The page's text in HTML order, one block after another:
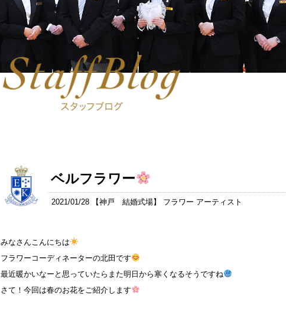
ベルフラワー
2021/01/28 【神戸 結婚式場】 フラワー アーティスト
みなさんこんにちは
フラワーコーディネーターの北田です
最近暖かいなーと思っていたらまた明日から寒くなるそうですね
さて！今回は春のお花をご紹介します